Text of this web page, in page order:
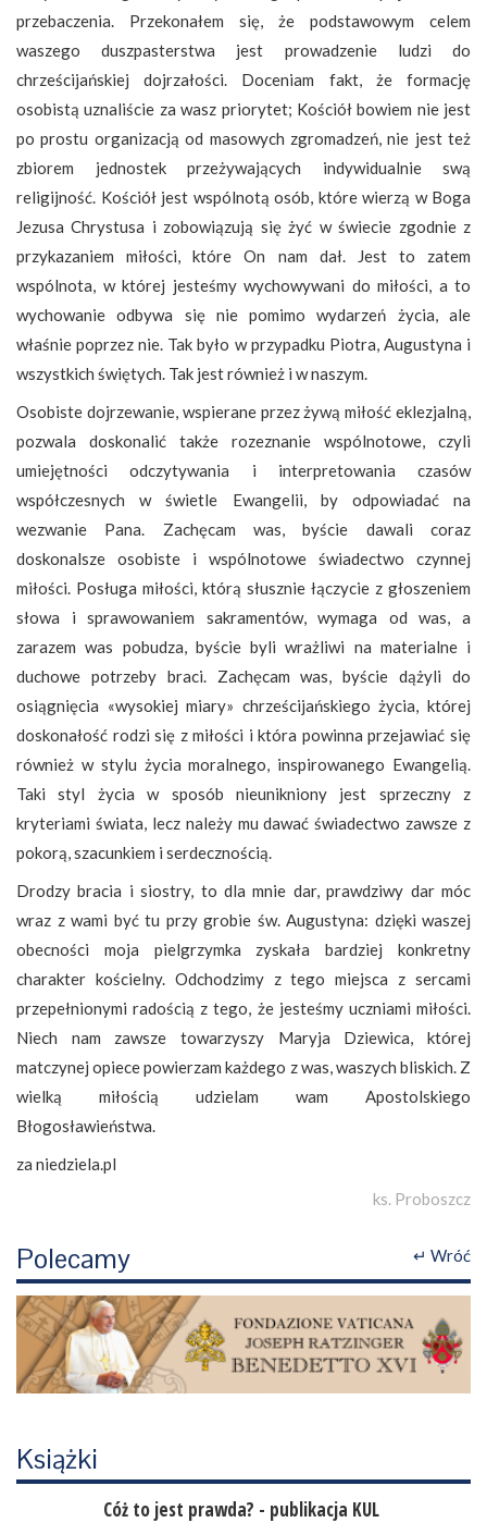
przebaczenia. Przekonałem się, że podstawowym celem
waszego duszpasterstwa jest prowadzenie ludzi do
chrześcijańskiej dojrzałości. Doceniam fakt, że formację
osobistą uznaliście za wasz priorytet; Kościół bowiem nie jest
po prostu organizacją od masowych zgromadzeń, nie jest też
zbiorem jednostek przeżywających indywidualnie swą
religijność. Kościół jest wspólnotą osób, które wierzą w Boga
Jezusa Chrystusa i zobowiązują się żyć w świecie zgodnie z
przykazaniem miłości, które On nam dał. Jest to zatem
wspólnota, w której jesteśmy wychowywani do miłości, a to
wychowanie odbywa się nie pomimo wydarzeń życia, ale
właśnie poprzez nie. Tak było w przypadku Piotra, Augustyna i
wszystkich świętych. Tak jest również i w naszym.
Osobiste dojrzewanie, wspierane przez żywą miłość eklezjalną,
pozwala doskonalić także rozeznanie wspólnotowe, czyli
umiejętności odczytywania i interpretowania czasów
współczesnych w świetle Ewangelii, by odpowiadać na
wezwanie Pana. Zachęcam was, byście dawali coraz
doskonalsze osobiste i wspólnotowe świadectwo czynnej
miłości. Posługa miłości, którą słusznie łączycie z głoszeniem
słowa i sprawowaniem sakramentów, wymaga od was, a
zarazem was pobudza, byście byli wrażliwi na materialne i
duchowe potrzeby braci. Zachęcam was, byście dążyli do
osiągnięcia «wysokiej miary» chrześcijańskiego życia, której
doskonałość rodzi się z miłości i która powinna przejawiać się
również w stylu życia moralnego, inspirowanego Ewangelią.
Taki styl życia w sposób nieunikniony jest sprzeczny z
kryteriami świata, lecz należy mu dawać świadectwo zawsze z
pokorą, szacunkiem i serdecznością.
Drodzy bracia i siostry, to dla mnie dar, prawdziwy dar móc
wraz z wami być tu przy grobie św. Augustyna: dzięki waszej
obecności moja pielgrzymka zyskała bardziej konkretny
charakter kościelny. Odchodzimy z tego miejsca z sercami
przepełnionymi radością z tego, że jesteśmy uczniami miłości.
Niech nam zawsze towarzyszy Maryja Dziewica, której
matczynej opiece powierzam każdego z was, waszych bliskich. Z
wielką miłością udzielam wam Apostolskiego
Błogosławieństwa.
za niedziela.pl
ks. Proboszcz
↵ Wróć
Polecamy
Książki
Cóż to jest prawda? - publikacja KUL